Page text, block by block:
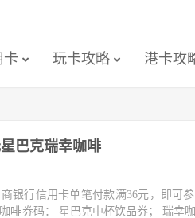
卡 玩卡攻略 港卡攻
巴克瑞幸咖啡
银行信用卡单笔付款满36元，即可
啡券码： 星巴克中杯饮品券； 瑞幸咖